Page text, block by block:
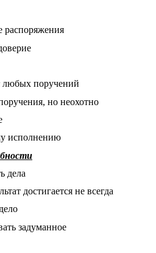
распоряжения
любых поручений
но неохотно
исполнению
дела
достигается не всегда
задуманное